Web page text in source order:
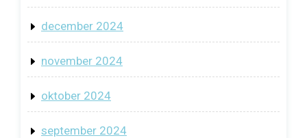
december 2024
november 2024
oktober 2024
september 2024